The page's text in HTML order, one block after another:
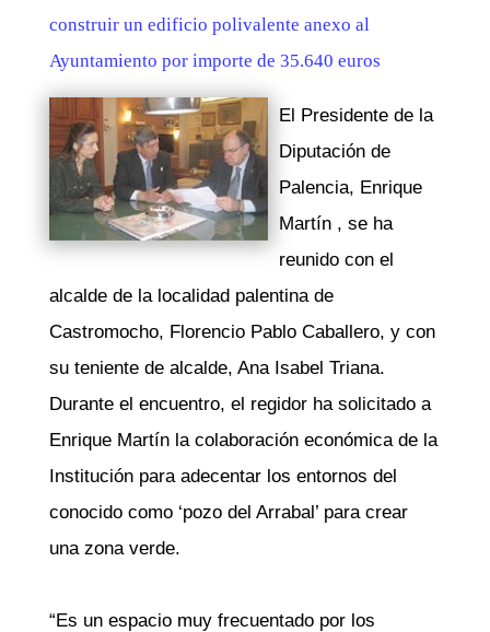
construir un edificio polivalente anexo al
Ayuntamiento por importe de 35.640 euros
El Presidente de la
Diputación de
Palencia, Enrique
Martín , se ha
reunido con el
alcalde de la localidad palentina de
Castromocho, Florencio Pablo Caballero, y con
su teniente de alcalde, Ana Isabel Triana.
Durante el encuentro, el regidor ha solicitado a
Enrique Martín la colaboración económica de la
Institución para adecentar los entornos del
conocido como ‘pozo del Arrabal’ para crear
una zona verde.
“Es un espacio muy frecuentado por los